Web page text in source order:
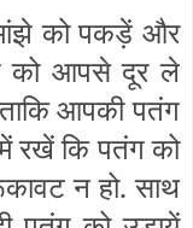
को पकड़ें और
को आपसे दूर ले
आपकी पतंग
रखें कि पतंग को
न हो. साथ